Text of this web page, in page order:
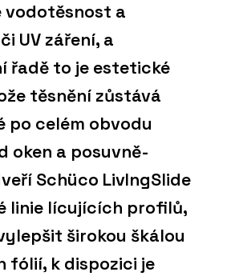
vodotěsnost a
UV záření, a
řadě to je estetické
těsnění zůstává
po celém obvodu
oken a posuvně-
Schüco LivIngSlide
linie lícujících profilů,
širokou škálou
fólií, k dispozici je